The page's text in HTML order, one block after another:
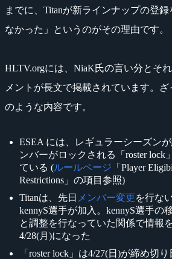
までに、Titanが新ラインナップの登
なかった」というのがその理由です。
HLTV.orgには、NiaK氏の言い分とそ
メントが長文で掲載されています。
のような内容です。
ESEA には、レギュラーシーズン
ンバーがロックされる「roster lock
ている (ルールページ 「Player
Restrictions」の項目参照)
Titanは、先日 メンバー変更を行な
kennyS選手が加入。kennyS選手の
と調整を行なっていた関係で情報
4/28(月)になった
「roster lock」は4/27(日)が締め切